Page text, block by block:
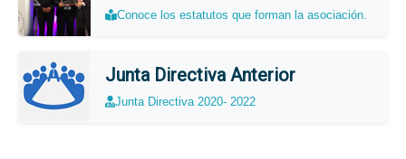
Conoce los estatutos que forman la asociación.
Junta Directiva Anterior
Junta Directiva 2020- 2022